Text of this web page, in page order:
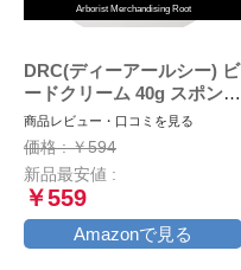
Arborist Merchandising Root
DRC(ディーアールシー) ビ
ードクリーム 40g スポンジ
付属
商品レビュー・口コミを見る
価格 : ￥594
新品最安値 :
￥559
Amazonで見る